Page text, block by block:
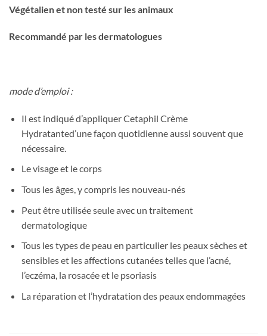
Végétalien et non testé sur les animaux
Recommandé par les dermatologues
mode d’emploi :
Il est indiqué d’appliquer Cetaphil Crème
Hydratanted’une façon quotidienne aussi souvent que
nécessaire.
Le visage et le corps
Tous les âges, y compris les nouveau-nés
Peut être utilisée seule avec un traitement
dermatologique
Tous les types de peau en particulier les peaux sèches et
sensibles et les affections cutanées telles que l’acné,
l’eczéma, la rosacée et le psoriasis
La réparation et l’hydratation des peaux endommagées